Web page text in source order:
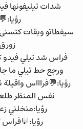
شدات تيليفونها
سيفطاتو وبقات
فراس شد تيلي فيدو
ورجع حط تيلي ما
رؤيا:💬فراااس
نفس المنظر
رؤيا:منخلني